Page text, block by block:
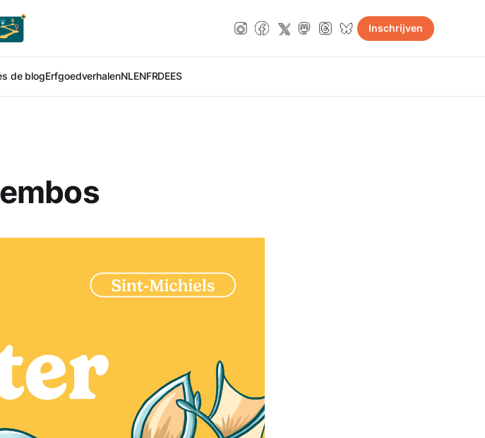
de blogErfgoedverhalenNLENFRDEES
Inschrijven